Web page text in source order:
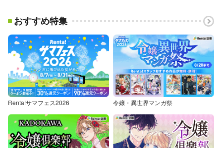
おすすめ特集
Renta!サマフェス2026 令嬢・異世界マンガ祭